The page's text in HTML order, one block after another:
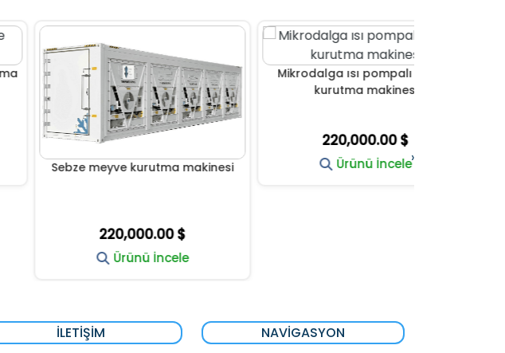
Sebze meyve kurutma makinesi
220,000.00 $
Ürünü İncele
Mikrodalga ısı pompalı meyve
kurutma makinesi
220,000.00 $
Ürünü İncele ›
İLETIŞIM
NAVIGASYON